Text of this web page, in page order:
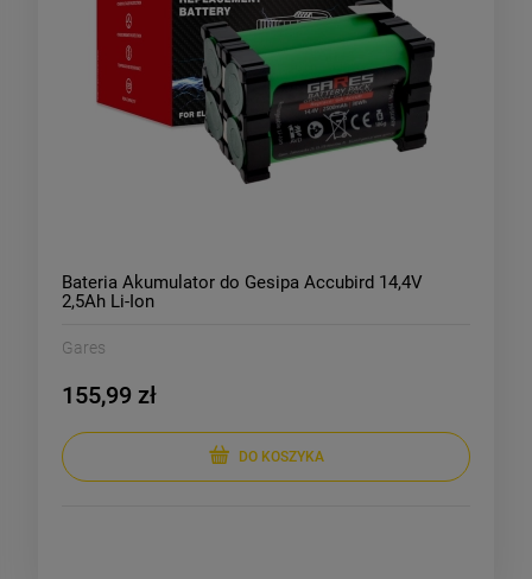
Bateria Akumulator do Gesipa Accubird 14,4V
2,5Ah Li-Ion
Gares
155,99 zł
DO KOSZYKA